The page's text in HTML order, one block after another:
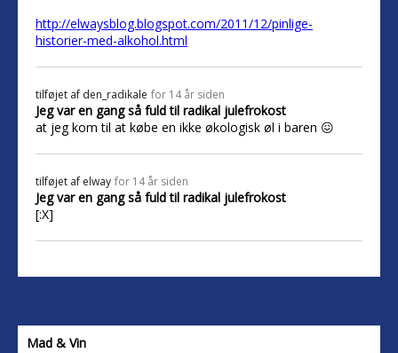
http://elwaysblog.blogspot.com/2011/12/pinlige-
historier-med-alkohol.html
tilføjet af den_radikale for 14 år siden
Jeg var en gang så fuld til radikal julefrokost
at jeg kom til at købe en ikke økologisk øl i baren 😖
tilføjet af elway for 14 år siden
Jeg var en gang så fuld til radikal julefrokost
[:X]
Mad & Vin